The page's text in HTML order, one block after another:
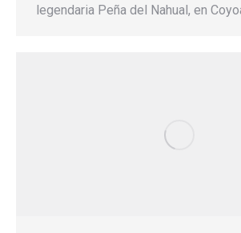
legendaria Peña del Nahual, en